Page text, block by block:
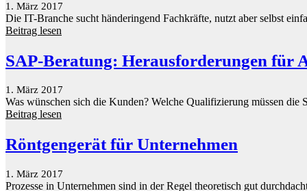
1. März 2017
Die IT-Branche sucht händeringend Fachkräfte, nutzt aber selbst
Beitrag lesen
SAP-Beratung: Herausforderungen für
1. März 2017
Was wünschen sich die Kunden? Welche Qualifizierung müssen die
Beitrag lesen
Röntgengerät für Unternehmen
1. März 2017
Prozesse in Unternehmen sind in der Regel theoretisch gut